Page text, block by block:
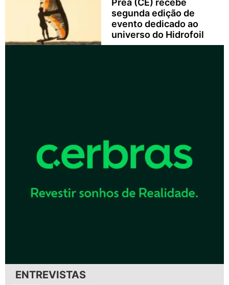
Preá (CE) recebe
segunda edição de
evento dedicado ao
universo do Hidrofoil
ENTREVISTAS